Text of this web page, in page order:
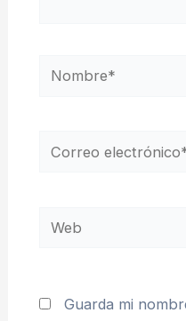
Nombre*
Correo
Web
Guarda mi